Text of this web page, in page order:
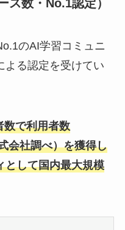
ス数・No.1認定）
のAI学習コミュニ
よる認定を受けてい
数で利用者数
会社調べ）を獲得し
として国内最大規模